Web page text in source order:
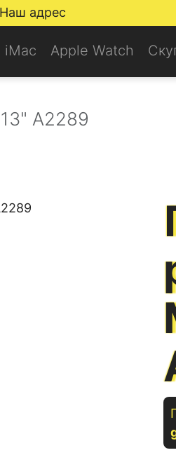
Наш адрес
iMac Apple Watch
A2289